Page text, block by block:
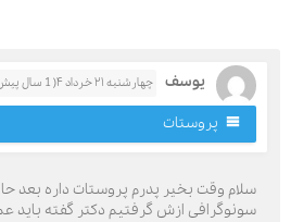
یوسف چهارشنبه ۲۱ خرداد ۴( 1 سال پیش)
پروستات
وقت بخیر پدرم پروستات داره بعد حالش
ازش گرفتیم دکتر گفته باید عمل کنه